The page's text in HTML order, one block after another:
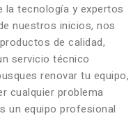
la tecnología y expertos
nuestros inicios, nos
de calidad,
servicio técnico
renovar tu equipo,
cualquier problema
un equipo profesional